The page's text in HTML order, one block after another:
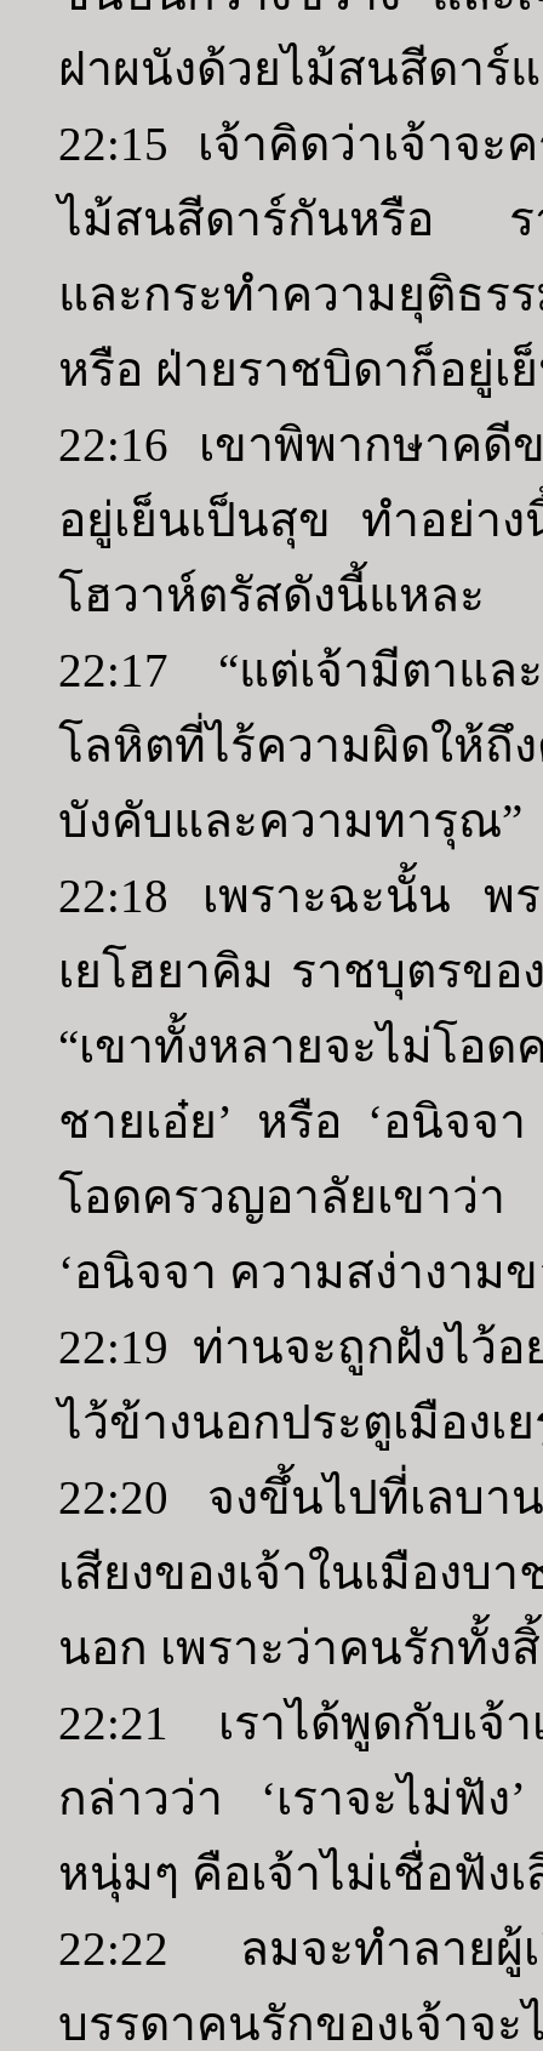
ฝาผนังด้วยไม้สนสีดาร์
22:15 เจ้าคิดว่าเจ้าจะ
ไม้สนสีดาร์กันหรือ ร
และกระทำความยุติธร
หรือ ฝ่ายราชบิดาก็อยู่เ
22:16 เขาพิพากษาค
อยู่เย็นเป็นสุข ทำอย่าง
โฮวาห์ตรัสดังนี้แหละ
22:17 “แต่เจ้ามีตาแล
โลหิตที่ไร้ความผิดให้
บังคับและความทารุณ”
22:18 เพราะฉะนั้น พร
เยโฮยาคิม ราชบุตรข
“เขาทั้งหลายจะไม่โอ
ชายเอ๋ย’ หรือ ‘อนิจจ
โอดครวญอาลัยเขาว่
‘อนิจจา ความสง่างาม
22:19 ท่านจะถูกฝังไว้
ไว้ข้างนอกประตูเมืองเ
22:20 จงขึ้นไปที่เลบา
เสียงของเจ้าในเมือง
นอก เพราะว่าคนรักทั้ง
22:21 เราได้พูดกับเจ้
กล่าวว่า ‘เราจะไม่ฟัง
หนุ่มๆ คือเจ้าไม่เชื่อฟังเ
22:22 ลมจะทำลายผู้
บรรดาคนรักของเจ้าจะ